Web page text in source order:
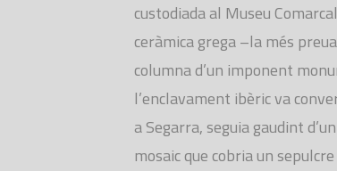
custodiada al Museu
ceràmica grega –la més
columna d’un imponent
l’enclavament ibèric va
a Segarra, seguia gaudint
mosaic que cobria un